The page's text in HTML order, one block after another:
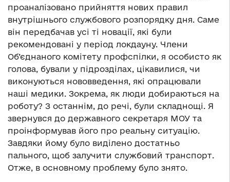
проаналізовано прийняття нових правил
внутрішнього службового розпорядку дня. Саме
він передбачав усі ті новації, які були
рекомендовані у період локдауну. Члени
Об’єднаного комітету профспілки, я особисто як
голова, бували у підрозділах, цікавилися, чи
виконуються нововведення, які опрацювали
наші медики. Зокрема, як люди добираються на
роботу? З останнім, до речі, були складнощі. Я
звернувся до державного секретаря МОУ та
проінформував його про реальну ситуацію.
Завдяки йому було виділено достатньо
пального, щоб залучити службовий транспорт.
Отже, в основному проблему було знято.